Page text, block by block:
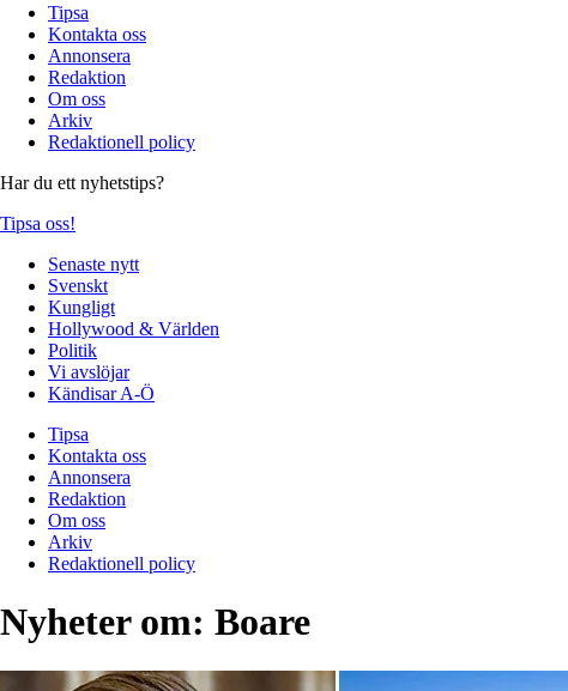
Tipsa
Kontakta oss
Annonsera
Redaktion
Om oss
Arkiv
Redaktionell policy
Har du ett nyhetstips?
Tipsa oss!
Senaste nytt
Svenskt
Kungligt
Hollywood & Världen
Politik
Vi avslöjar
Kändisar A-Ö
Tipsa
Kontakta oss
Annonsera
Redaktion
Om oss
Arkiv
Redaktionell policy
Nyheter om: Boare